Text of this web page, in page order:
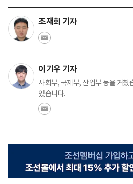
조재희 기자
이기우 기자
사회부, 국제부, 산업부 등을 거쳤
있습니다.